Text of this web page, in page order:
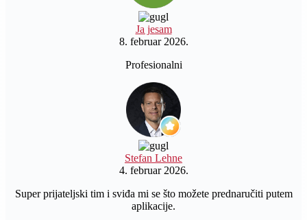
Ja jesam
8. februar 2026.
Profesionalni
Stefan Lehne
4. februar 2026.
Super prijateljski tim i sviđa mi se što možete prednaručiti putem
aplikacije.